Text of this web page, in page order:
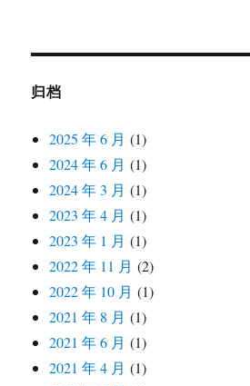
归档
2025 年 6 月 (1)
2024 年 6 月 (1)
2024 年 3 月 (1)
2023 年 4 月 (1)
2023 年 1 月 (1)
2022 年 11 月 (2)
2022 年 10 月 (1)
2021 年 8 月 (1)
2021 年 6 月 (1)
2021 年 4 月 (1)